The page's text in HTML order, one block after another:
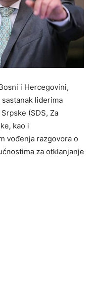
i Hercegovini,
liderima
(SDS, Za
kao i
vođenja razgovora o
za otklanjanje